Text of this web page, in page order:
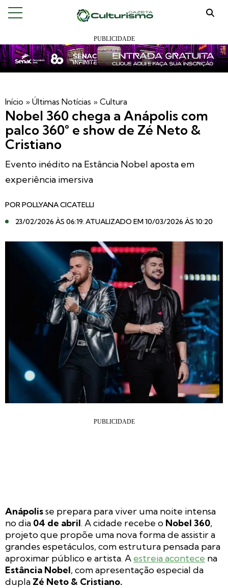
Início » Últimas Notícias » Cultura
Nobel 360 chega a Anápolis com
palco 360° e show de Zé Neto &
Cristiano
Evento inédito na Estância Nobel aposta em
experiência imersiva
PORPOLLYANA CICATELLI
23/02/2026 ÀS 06:19. ATUALIZADO EM 10/03/2026 ÀS 10:20
Anápolisse prepara para viver uma noite intensa
no dia 04 de abril. A cidade recebe o Nobel 360,
projeto que propõe uma nova forma de assistir a
grandes espetáculos, com estrutura pensada para
aproximar público e artista. A estreia acontece na
Estância Nobel, com apresentação especial da
dupla Zé Neto & Cristiano.